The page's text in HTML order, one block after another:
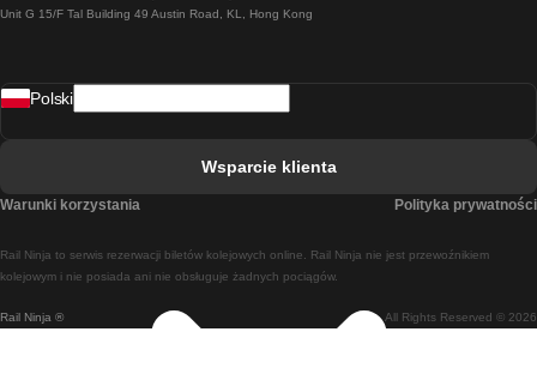
Pociąg Rzym - Neapol
Pociąg Madryt - Lizbona
Pociąg Madryt - Barcelona
Unit G 15/F Tal Building 49 Austin Road, KL, Hong Kong
Rail Ninja ® All Rights Reserved © 2026
Rail Ninja to serwis rezerwacji biletów kolejowych online. Rail Ninja nie jest przewoźnikiem
kolejowym i nie posiada ani nie obsługuje żadnych pociągów.
Polski
Wsparcie klienta
Warunki korzystania Polityka prywatności